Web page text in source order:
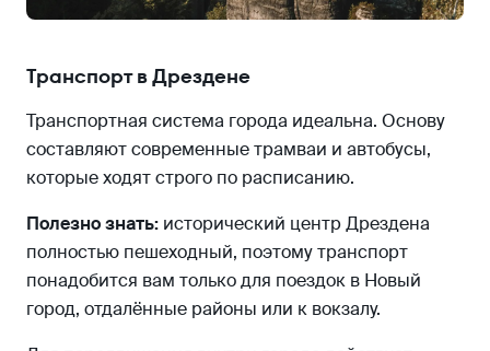
Транспорт в Дрездене
Транспортная система города идеальна. Основу
составляют современные трамваи и автобусы,
которые ходят строго по расписанию.
Полезно знать: исторический центр Дрездена
полностью пешеходный, поэтому транспорт
понадобится вам только для поездок в Новый
город, отдалённые районы или к вокзалу.